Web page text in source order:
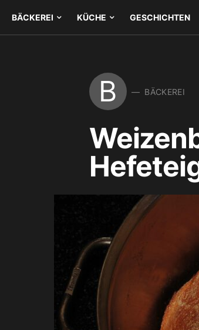
BÄCKEREI KÜCHE GESCHICHTEN
B BÄCKEREI